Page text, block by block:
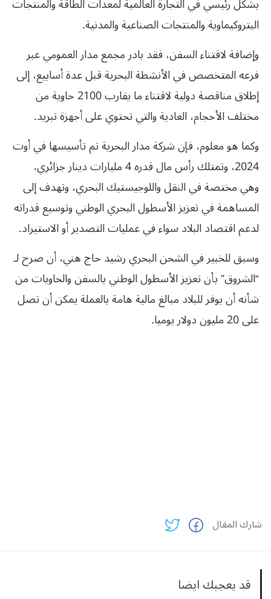
البتروكيماوية والمنتجات الصناعية والمدنية.
وإضافة لاقتناء السفن، فقد بادر مجمع مدار العمومي عبر
فرعه المتخصص في الأنشطة البحرية قبل عدة أسابيع، إلى
إطلاق مناقصة دولية لاقتناء ما يقارب 2100 حاوية من
مختلف الأحجام، العادية والتي تحتوي على أجهزة تبريد.
وكما هو معلوم، فإن شركة مدار البحرية تم تأسيسها في أوت
2024، وتمتلك رأس مال قدره 4 مليارات دينار جزائري،
وهي مختصة في النقل واللوجيستيك البحري، وتهدف إلى
المساهمة في تعزيز الأسطول البحري الوطني وتوسيع قدراته
لدعم اقتصاد البلاد سواء في عمليات التصدير أو الاستيراد.
وسبق للخبير في الشحن البحري رشيد حاج هني، أن صرح لـ
“الشروق” بأن تعزيز الأسطول الوطني بالسفن والحاويات من
شأنه أن يوفر للبلاد مبالغ مالية هامة بالعملة يمكن أن تصل
على 20 مليون دولار يوميا.
شارك المقال
قد يعجبك ايضا